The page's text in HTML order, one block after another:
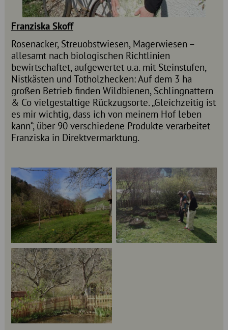
Franziska Skoff
Rosenacker, Streuobstwiesen, Magerwiesen –
allesamt nach biologischen Richtlinien
bewirtschaftet, aufgewertet u.a. mit Steinstufen,
Nistkästen und Totholzhecken: Auf dem 3 ha
großen Betrieb finden Wildbienen, Schlingnattern
& Co vielgestaltige Rückzugsorte. „Gleichzeitig ist
es mir wichtig, dass ich von meinem Hof leben
kann“, über 90 verschiedene Produkte verarbeitet
Franziska in Direktvermarktung.